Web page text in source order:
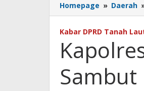
Homepage » Daerah
Kabar DPRD Tanah
Sambut